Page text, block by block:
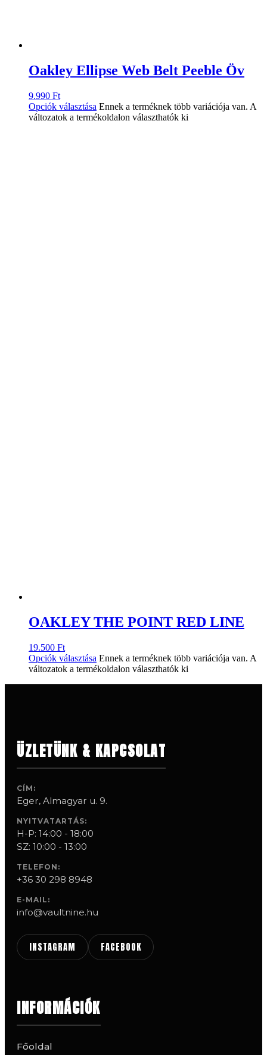
Oakley Ellipse Web Belt Peeble Öv
9.990 Ft
Opciók választása Ennek a terméknek több variációja van. A
változatok a termékoldalon választhatók ki
OAKLEY THE POINT RED LINE
19.500 Ft
Opciók választása Ennek a terméknek több variációja van. A
változatok a termékoldalon választhatók ki
ÜZLETÜNK & KAPCSOLAT
CÍM:
Eger, Almagyar u. 9.
NYITVATARTÁS:
H-P: 14:00 - 18:00
SZ: 10:00 - 13:00
TELEFON:
+36 30 298 8948
E-MAIL:
info@vaultnine.hu
INSTAGRAM FACEBOOK
INFORMÁCIÓK
Főoldal